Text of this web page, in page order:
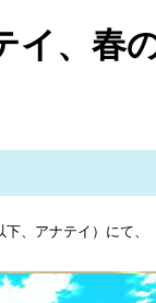
イ、春
、アナテイ）にて、